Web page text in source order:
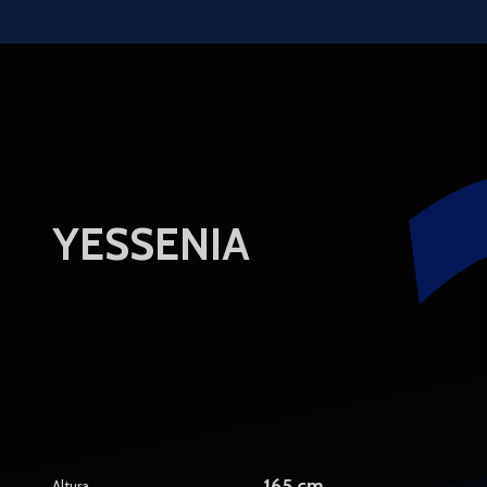
Skip to main content
YESSENIA